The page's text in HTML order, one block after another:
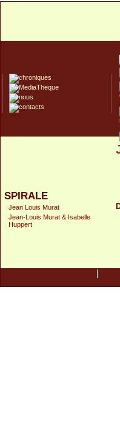
SPIRALE
Jean Louis Murat
Jean-Louis Murat & Isabelle
Huppert